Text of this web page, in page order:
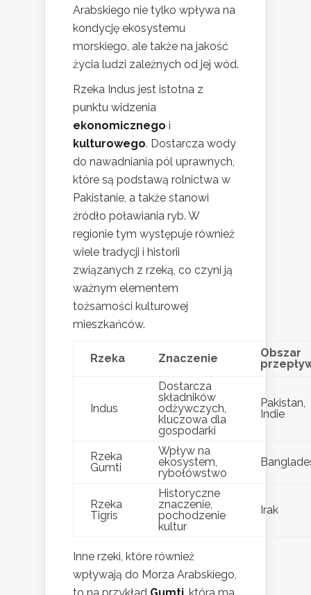
Arabskiego nie tylko wpływa na
kondycję ekosystemu
morskiego, ale także na jakość
życia ludzi zależnych od jej wód.
Rzeka Indus jest istotna z
punktu widzenia
ekonomicznego i
kulturowego. Dostarcza wody
do nawadniania pól uprawnych,
które są podstawą rolnictwa w
Pakistanie, a także stanowi
źródło poławiania ryb. W
regionie tym występuje również
wiele tradycji i historii
związanych z rzeką, co czyni ją
ważnym elementem
tożsamości kulturowej
mieszkańców.
Rzeka Znaczenie
Obszar
Indus
Dostarcza
składników
odżywczych,
kluczowa dla
gospodarki
Pakistan,
Indie
Rzeka
Gumti
Wpływ na
ekosystem,
rybołówstwo
Rzeka
Tigris
Historyczne
znaczenie,
pochodzenie
kultur
Irak
Inne rzeki, które również
wpływają do Morza Arabskiego,